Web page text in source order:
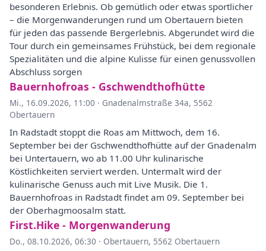
besonderen Erlebnis. Ob gemütlich oder etwas sportlicher
– die Morgenwanderungen rund um Obertauern bieten
für jeden das passende Bergerlebnis. Abgerundet wird die
Tour durch ein gemeinsames Frühstück, bei dem regionale
Spezialitäten und die alpine Kulisse für einen genussvollen
Abschluss sorgen
Bauernhofroas - Gschwendthofhütte
Mi., 16.09.2026, 11:00 · Gnadenalmstraße 34a, 5562
Obertauern
In Radstadt stoppt die Roas am Mittwoch, dem 16.
September bei der Gschwendthofhütte auf der Gnadenalm
bei Untertauern, wo ab 11.00 Uhr kulinarische
Köstlichkeiten serviert werden. Untermalt wird der
kulinarische Genuss auch mit Live Musik. Die 1.
Bauernhofroas in Radstadt findet am 09. September bei
der Oberhagmoosalm statt.
First.Hike - Morgenwanderung
Do., 08.10.2026, 06:30 · Obertauern, 5562 Obertauern